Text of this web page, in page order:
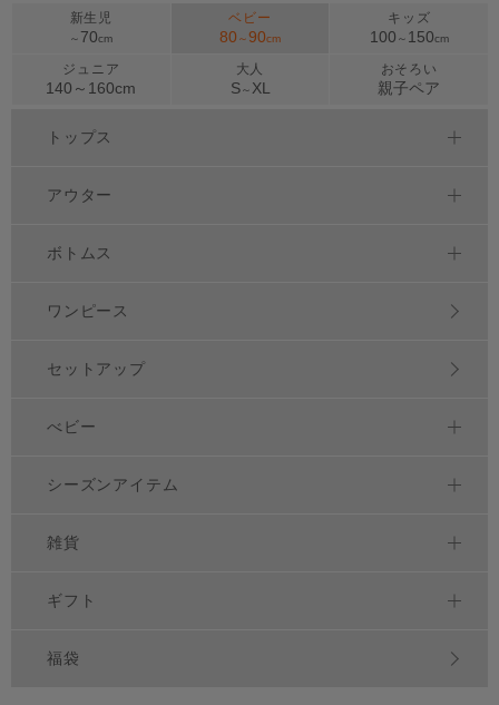
新生児
～ 70cm
ベビー
80 ～90cm
キッズ
100 ～ 150cm
ジュニア
140～ 160cm
大人
S～ XL
おそろい
親子ペア
トップス
アウター
ボトムス
ワンピース
セットアップ
べビー
シーズンアイテム
雑貨
ギフト
福袋